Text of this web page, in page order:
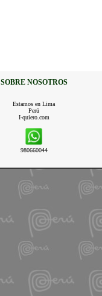
SOBRE NOSOTROS
Estamos en Lima
Perú
I-quiero.com
980660044